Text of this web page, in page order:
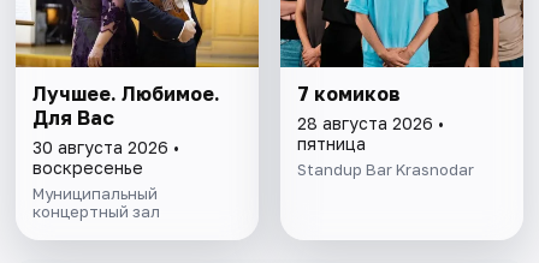
Лучшее. Любимое.
Для Вас
30 августа 2026 •
воскресенье
Муниципальный
концертный зал
7 комиков
28 августа 2026 •
пятница
Standup Bar Krasnodar